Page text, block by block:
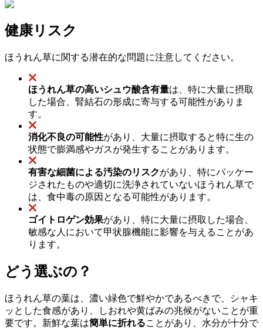
健康リスク
ほうれん草に関する潜在的な問題に注意してください。
ほうれん草の高いシュウ酸含有量は、特に大量に摂取
した場合、腎結石の形成に寄与する可能性がありま
す。
消化不良の可能性があり、大量に摂取すると特に生の
状態で膨満感やガスが発生することがあります。
有害な細菌による汚染のリスクがあり、特にパッケー
ジされたものや適切に洗浄されていないほうれん草で
は、食中毒の原因となる可能性があります。
ゴイトロゲン効果があり、特に大量に摂取した場合、
敏感な人において甲状腺機能に影響を与えることがあ
ります。
どう選ぶの？
ほうれん草の葉は、濃い緑色で鮮やかであるべきで、シャキ
ッとした食感があり、しおれや黄ばみの兆候がないことが重
要です。新鮮な葉は簡単に折れることがあり、水分が十分で